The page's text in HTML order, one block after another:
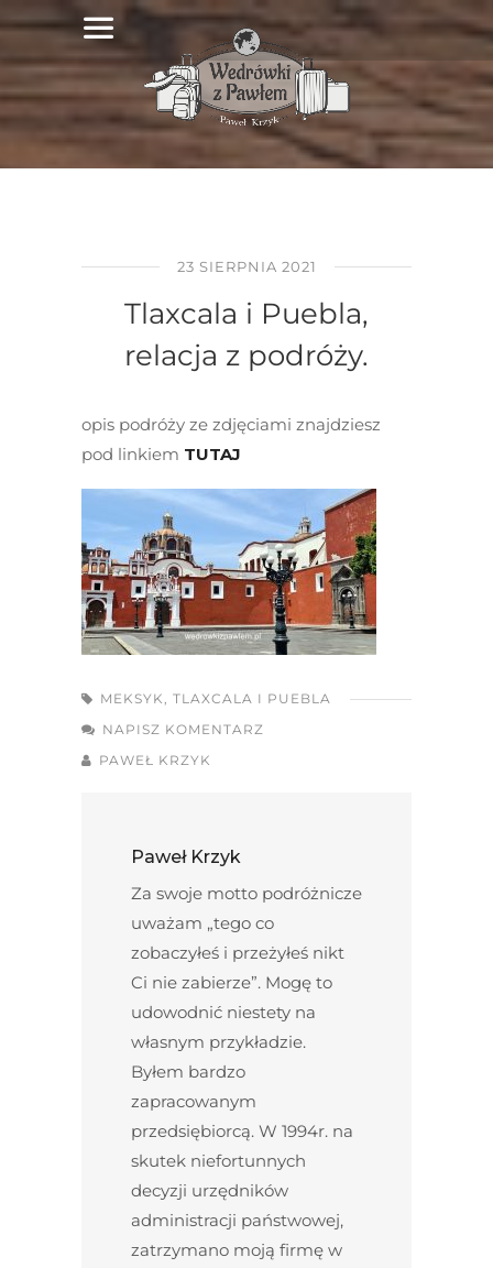
23 SIERPNIA 2021
Tlaxcala i Puebla,
relacja z podróży.
opis podróży ze zdjęciami znajdziesz
pod linkiem TUTAJ
MEKSYK, TLAXCALA I PUEBLA
NAPISZ KOMENTARZ
PAWEŁ KRZYK
Paweł Krzyk
Za swoje motto podróżnicze
uważam „tego co
zobaczyłeś i przeżyłeś nikt
Ci nie zabierze”. Mogę to
udowodnić niestety na
własnym przykładzie.
Byłem bardzo
zapracowanym
przedsiębiorcą. W 1994r. na
skutek niefortunnych
decyzji urzędników
administracji państwowej,
zatrzymano moją firmę w